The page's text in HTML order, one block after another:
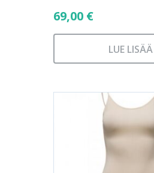
69,00 €
LUE